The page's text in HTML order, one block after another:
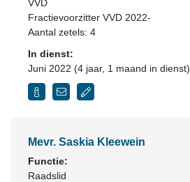
VVD
Fractievoorzitter VVD 2022-
Aantal zetels: 4
In dienst:
Juni 2022 (4 jaar, 1 maand in dienst)
Mevr. Saskia Kleewein
Functie:
Raadslid